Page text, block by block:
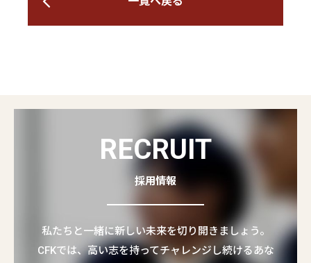
RECRUIT
採用情報
私たちと一緒に新しい未来を切り開きましょう。
CFKでは、高い志を持ってチャレンジし続けるあな